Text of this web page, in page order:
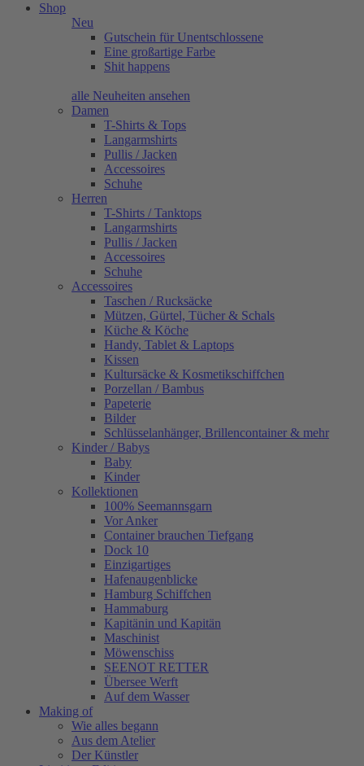
Shop
Neu
Gutschein für Unentschlossene
Eine großartige Farbe
Shit happens
alle Neuheiten ansehen
Damen
T-Shirts & Tops
Langarmshirts
Pullis / Jacken
Accessoires
Schuhe
Herren
T-Shirts / Tanktops
Langarmshirts
Pullis / Jacken
Accessoires
Schuhe
Accessoires
Taschen / Rucksäcke
Mützen, Gürtel, Tücher & Schals
Küche & Köche
Handy, Tablet & Laptops
Kissen
Kultursäcke & Kosmetikschiffchen
Porzellan / Bambus
Papeterie
Bilder
Schlüsselanhänger, Brillencontainer & mehr
Kinder / Babys
Baby
Kinder
Kollektionen
100% Seemannsgarn
Vor Anker
Container brauchen Tiefgang
Dock 10
Einzigartiges
Hafenaugen­blicke
Hamburg Schiffchen
Hammaburg
Kapitänin und Kapitän
Maschinist
Möwenschiss
SEENOT RETTER
Übersee Werft
Auf dem Wasser
Making of
Wie alles begann
Aus dem Atelier
Der Künstler